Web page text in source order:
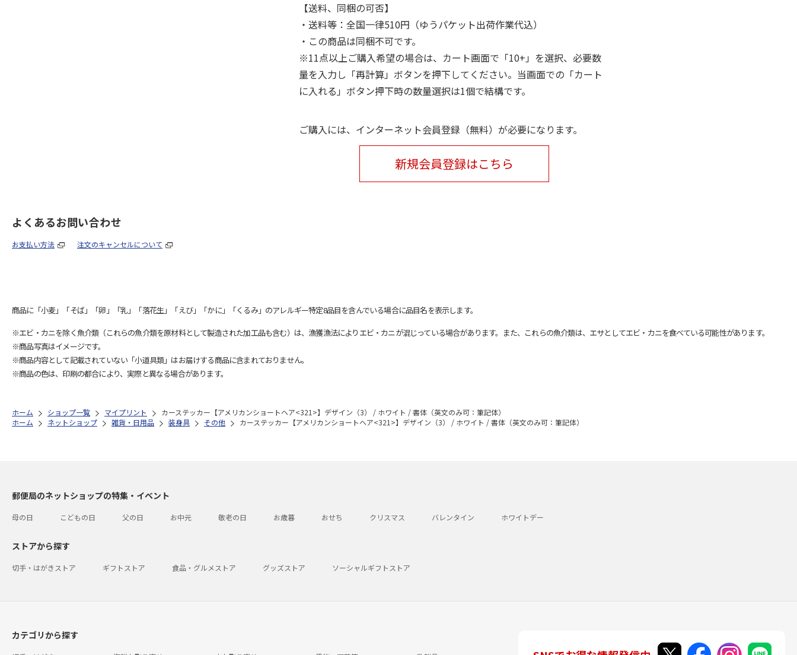
【送料、同梱の可否】
・送料等：全国一律510円（ゆうパケット出荷作業代込）
・この商品は同梱不可です。
※11点以上ご購入希望の場合は、カート画面で「10+」を選択、必要数
量を入力し「再計算」ボタンを押下してください。当画面での「カート
に入れる」ボタン押下時の数量選択は1個で結構です。
ご購入には、インターネット会員登録（無料）が必要になります。
新規会員登録はこちら
よくあるお問い合わせ
お支払い方法 注文のキャンセルについて
商品に「小麦」「そば」「卵」「乳」「落花生」「えび」「かに」「くるみ」のアレルギー特定8品目を含んでいる場合に品目名を表示します。
※エビ・カニを除く魚介類（これらの魚介類を原材料として製造された加工品も含む）は、漁獲漁法によりエビ・カニが混じっている場合があります。また、これらの魚介類は、エサとしてエビ・カニを食べている可能性があります。
※商品写真はイメージです。
※商品内容として記載されていない「小道具類」はお届けする商品に含まれておりません。
※商品の色は、印刷の都合により、実際と異なる場合があります。
ホーム ショップ一覧 マイプリント
カーステッカー【アメリカンショートヘア<321>】デザイン（3） / ホワイト / 書体（英文のみ可：筆記体）
ホーム
ネットショップ 雑貨・日用品 装身具 その他 カーステッカー【アメリカンショートヘア<321>】デザイン（3） / ホワイト / 書体（英文のみ可：筆記体）
郵便局のネットショップの特集・イベント
母の日 こどもの日 父の日 お中元 敬老の日 お歳暮 おせち クリスマス バレンタイン ホワイトデー
ストアから探す
切手・はがきストア ギフトストア 食品・グルメストア グッズストア ソーシャルギフトストア
カテゴリから探す